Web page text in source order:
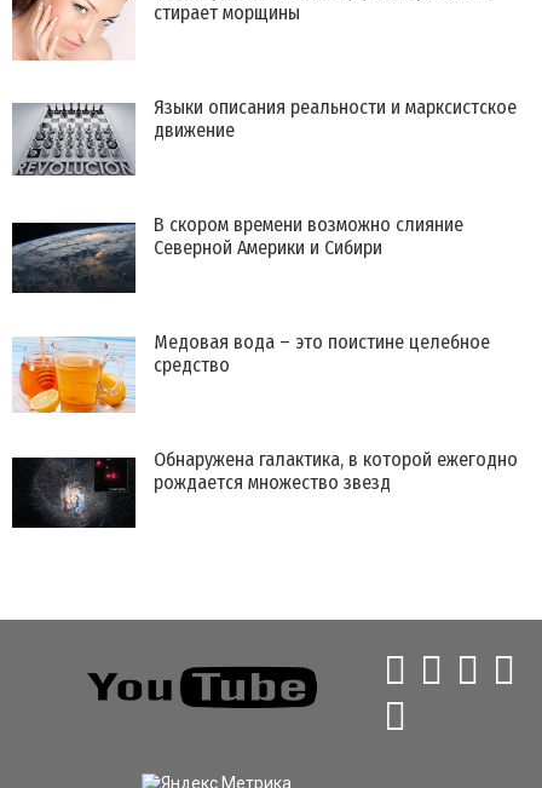
стирает морщины
Языки описания реальности и марксистское
движение
В скором времени возможно слияние
Северной Америки и Сибири
Медовая вода – это поистине целебное
средство
Обнаружена галактика, в которой ежегодно
рождается множество звезд